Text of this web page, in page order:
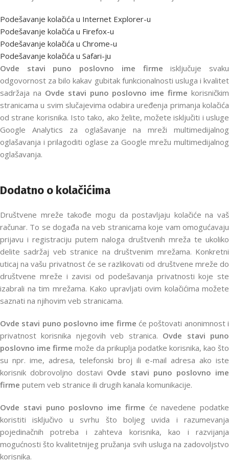
Podešavanje kolačića u Internet Explorer-u
Podešavanje kolačića u Firefox-u
Podešavanje kolačića u Chrome-u
Podešavanje kolačića u Safari-ju
Ovde stavi puno poslovno ime firme isključuje svaku
odgovornost za bilo kakav gubitak funkcionalnosti usluga i kvalitet
sadržaja na Ovde stavi puno poslovno ime firme korisničkim
stranicama u svim slučajevima odabira uređenja primanja kolačića
od strane korisnika. Isto tako, ako želite, možete isključiti i usluge
Google Analytics za oglašavanje na mreži multimedijalnog
oglašavanja i prilagoditi oglase za Google mrežu multimedijalnog
oglašavanja.
Dodatno o kolačićima
Društvene mreže takođe mogu da postavljaju kolačiće na vaš
računar. To se događa na veb stranicama koje vam omogućavaju
prijavu i registraciju putem naloga društvenih mreža te ukoliko
delite sadržaj veb stranice na društvenim mrežama. Konkretni
uticaj na vašu privatnost će se razlikovati od društvene mreže do
društvene mreže i zavisi od podešavanja privatnosti koje ste
izabrali na tim mrežama. Kako upravljati ovim kolačićima možete
saznati na njihovim veb stranicama.
Ovde stavi puno poslovno ime firme će poštovati anonimnost i
privatnost korisnika njegovih veb stranica. Ovde stavi puno
poslovno ime firme može da prikuplja podatke korisnika, kao što
su npr. ime, adresa, telefonski broj ili e-mail adresa ako iste
korisnik dobrovoljno dostavi Ovde stavi puno poslovno ime
firme putem veb stranice ili drugih kanala komunikacije.
Ovde stavi puno poslovno ime firme će navedene podatke
koristiti isključivo u svrhu što boljeg uvida i razumevanja
pojedinačnih potreba i zahteva korisnika, kao i razvijanja
mogućnosti što kvalitetnijeg pružanja svih usluga na zadovoljstvo
korisnika.